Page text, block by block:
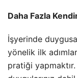
Daha Fazla
İşyerinde
yönelik ilk
pratiği yapmaktır.